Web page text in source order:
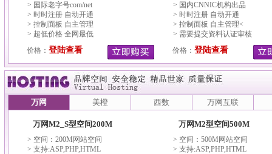
> 国际老字号com/net
> 时时注册 自动开通
> 控制面板 自主管理
> 超低价格 全网最低
价格： 登陆查看
> 国内CNNIC机构出品
> 时时注册 自动开通
> 控制面板 自主管理<
> 需要提交资料认证审核
价格： 登陆查看
万网 美橙 西数 万网互联
万网M2_S型空间200M
> 空间：200M网站空间
> 支持:ASP,PHP,HTML
万网M2型空间500M
> 空间：500M网站空间
> 支持:ASP,PHP,HTML